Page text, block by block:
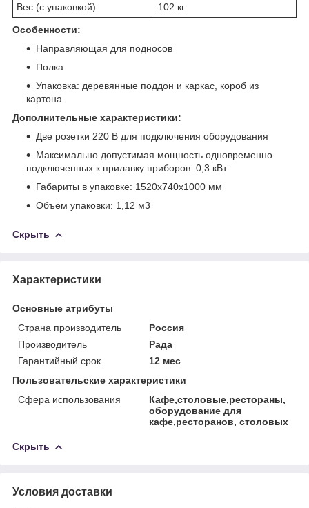
Вес (с упаковкой)
102 кг
Особенности:
Направляющая для подносов
Полка
Упаковка: деревянные поддон и каркас, короб из
картона
Дополнительные характеристики:
Две розетки 220 В для подключения оборудования
Максимально допустимая мощность одновременно
подключенных к прилавку приборов: 0,3 кВт
Габариты в упаковке: 1520х740х1000 мм
Объём упаковки: 1,12 м3
Скрыть
Характеристики
Основные атрибуты
Страна производитель
Россия
Производитель
Рада
Гарантийный срок
12 мес
Пользовательские характеристики
Сфера использования
Кафе,столовые,рестораны,
оборудование для
кафе,ресторанов, столовых
Скрыть
Условия доставки